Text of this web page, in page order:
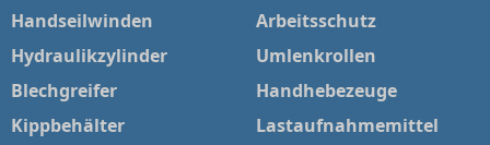
Handseilwinden
Hydraulikzylinder
Blechgreifer
Kippbehälter
Arbeitsschutz
Umlenkrollen
Handhebezeuge
Lastaufnahmemittel